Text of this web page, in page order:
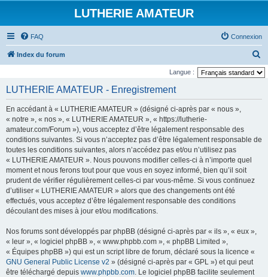
LUTHERIE AMATEUR
FAQ Connexion
Index du forum
e
Langue :
LUTHERIE AMATEUR - Enregistrement
En accédant à « LUTHERIE AMATEUR » (désigné ci-après par « nous »,
« notre », « nos », « LUTHERIE AMATEUR », « https://lutherie-
amateur.com/Forum »), vous acceptez d’être légalement responsable des
conditions suivantes. Si vous n’acceptez pas d’être légalement responsable de
toutes les conditions suivantes, alors n’accédez pas et/ou n’utilisez pas
« LUTHERIE AMATEUR ». Nous pouvons modifier celles-ci à n’importe quel
moment et nous ferons tout pour que vous en soyez informé, bien qu’il soit
prudent de vérifier régulièrement celles-ci par vous-même. Si vous continuez
d’utiliser « LUTHERIE AMATEUR » alors que des changements ont été
effectués, vous acceptez d’être légalement responsable des conditions
découlant des mises à jour et/ou modifications.
Nos forums sont développés par phpBB (désigné ci-après par « ils », « eux »,
« leur », « logiciel phpBB », « www.phpbb.com », « phpBB Limited »,
« Équipes phpBB ») qui est un script libre de forum, déclaré sous la licence «
GNU General Public License v2 » (désigné ci-après par « GPL ») et qui peut
être téléchargé depuis www.phpbb.com. Le logiciel phpBB facilite seulement